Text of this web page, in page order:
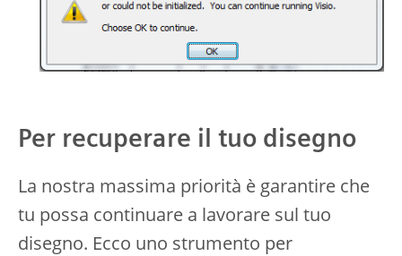
Per recuperare il tuo disegno
La nostra massima priorità è garantire che
tu possa continuare a lavorare sul tuo
disegno. Ecco uno strumento per